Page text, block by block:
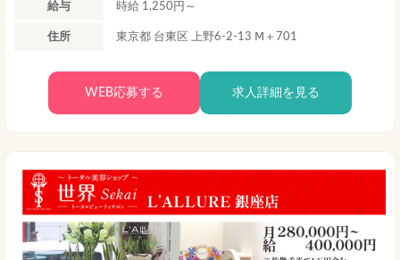
給与 時給 1,250円～
住所 東京都 台東区 上野6-2-13 Ⅿ＋701
WEB応募する 求人詳細を見る